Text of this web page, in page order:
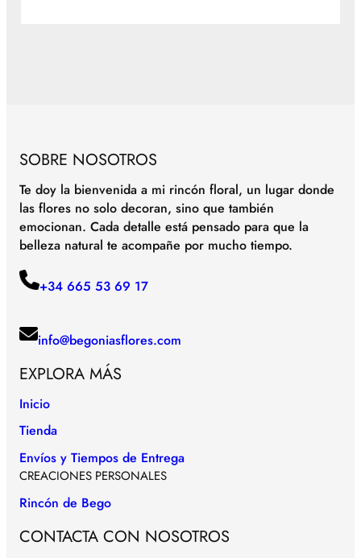
SOBRE NOSOTROS
Te doy la bienvenida a mi rincón floral, un lugar donde
las flores no solo decoran, sino que también
emocionan. Cada detalle está pensado para que la
belleza natural te acompañe por mucho tiempo.
+34 665 53 69 17
info@begoniasflores.com
EXPLORA MÁS
Inicio
Tienda
Envíos y Tiempos de Entrega
CREACIONES PERSONALES
Rincón de Bego
CONTACTA CON NOSOTROS